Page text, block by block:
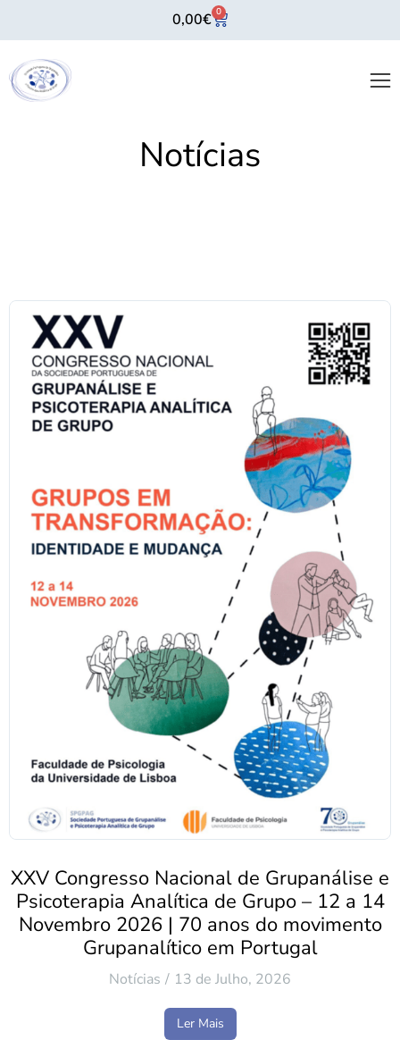
0,00€ 0
Notícias
XXV Congresso Nacional de Grupanálise e
Psicoterapia Analítica de Grupo – 12 a 14
Novembro 2026 | 70 anos do movimento
Grupanalítico em Portugal
Notícias 13 de Julho, 2026
Ler Mais